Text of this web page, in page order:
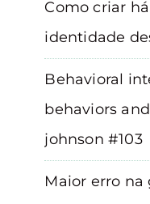
Como criar
identidade
Behavioral
behaviors
johnson #103
Maior erro na